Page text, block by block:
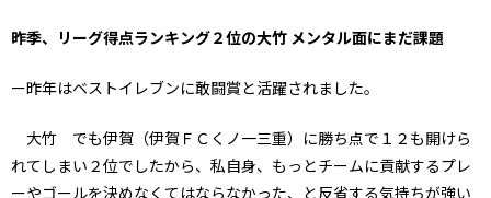
昨季、リーグ得点ランキング２位の大竹 メンタル面にまだ課題
ー昨年はベストイレブンに敢闘賞と活躍されました。
大竹 でも伊賀（伊賀ＦＣくノ一三重）に勝ち点で１２も開けら
れてしまい２位でしたから、私自身、もっとチームに貢献するプレ
ーやゴールを決めなくてはならなかった、と反省する気持ちが強い